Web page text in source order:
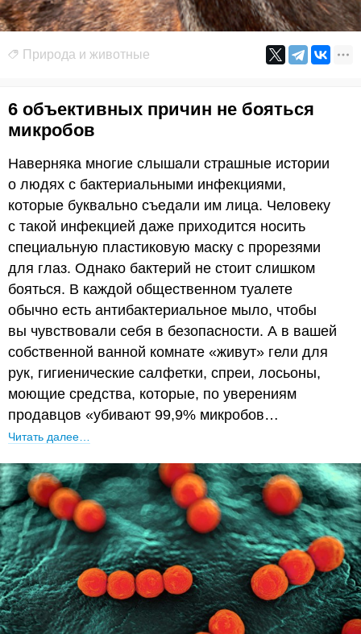
Природа и животные
6 объективных причин не бояться
микробов
Наверняка многие слышали страшные истории
о людях с бактериальными инфекциями,
которые буквально съедали им лица. Человеку
с такой инфекцией даже приходится носить
специальную пластиковую маску с прорезями
для глаз. Однако бактерий не стоит слишком
бояться. В каждой общественном туалете
обычно есть антибактериальное мыло, чтобы
вы чувствовали себя в безопасности. А в вашей
собственной ванной комнате «живут» гели для
рук, гигиенические салфетки, спреи, лосьоны,
моющие средства, которые, по уверениям
продавцов «убивают 99,9% микробов…
Читать далее…